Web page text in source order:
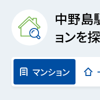
中野島
ョンを
マンション